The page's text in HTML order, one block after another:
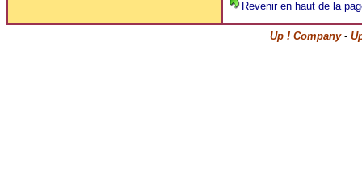
Revenir en haut de la
Up ! Company-